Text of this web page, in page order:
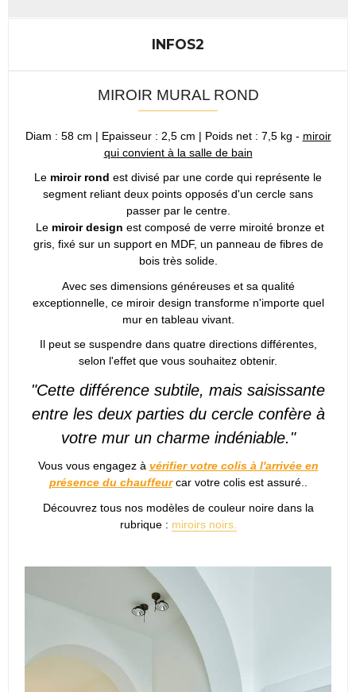
INFOS2
MIROIR MURAL ROND
Diam : 58 cm | Epaisseur : 2,5 cm | Poids net : 7,5 kg - miroir
qui convient à la salle de bain
Le miroir rond est divisé par une corde qui représente le
segment reliant deux points opposés d'un cercle sans
passer par le centre.
Le miroir design est composé de verre miroité bronze et
gris, fixé sur un support en MDF, un panneau de fibres de
bois très solide.
Avec ses dimensions généreuses et sa qualité
exceptionnelle, ce miroir design transforme n'importe quel
mur en tableau vivant.
Il peut se suspendre dans quatre directions différentes,
selon l'effet que vous souhaitez obtenir.
"Cette différence subtile, mais saisissante
entre les deux parties du cercle confère à
votre mur un charme indéniable."
Vous vous engagez à vérifier votre colis à l'arrivée en
présence du chauffeurcar votre colis est assuré..
Découvrez tous nos modèles de couleur noire dans la
rubrique : miroirs noirs.